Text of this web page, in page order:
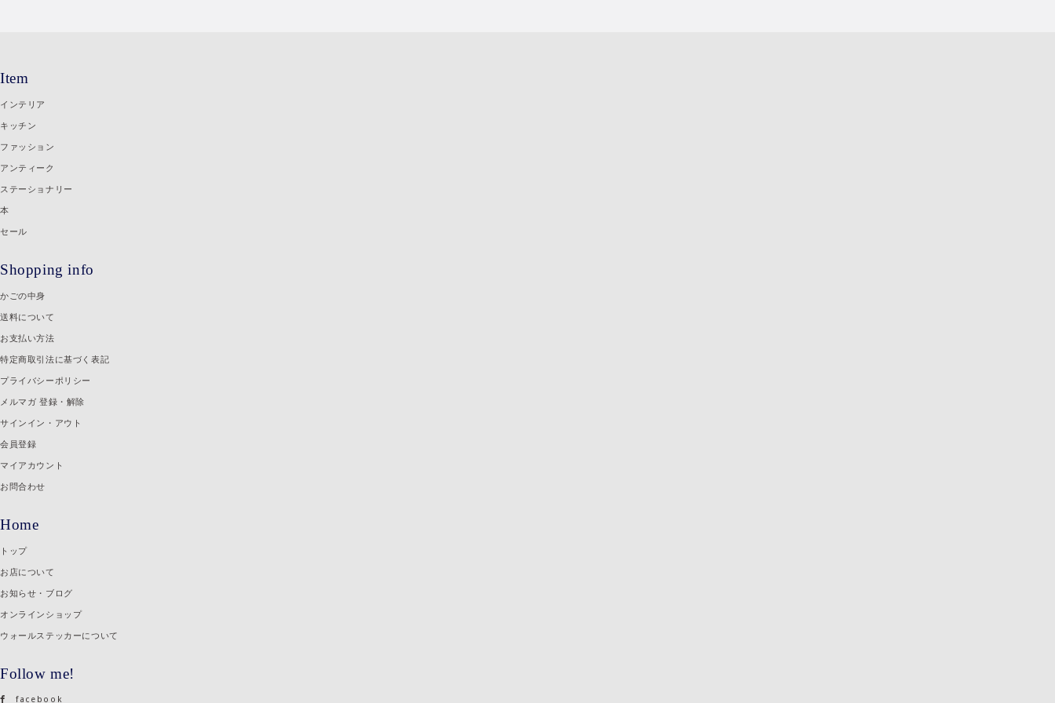
Item
インテリア
キッチン
ファッション
アンティーク
ステーショナリー
本
セール
Shopping info
かごの中身
送料について
お支払い方法
特定商取引法に基づく表記
プライバシーポリシー
メルマガ 登録・解除
サインイン・アウト
会員登録
マイアカウント
お問合わせ
Home
トップ
お店について
お知らせ・ブログ
オンラインショップ
ウォールステッカーについて
Follow me!
facebook